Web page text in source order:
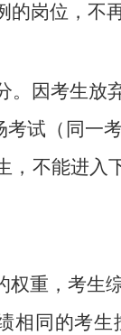
岗位，不
因考生
试（同一
不能进
重，考生
同的考